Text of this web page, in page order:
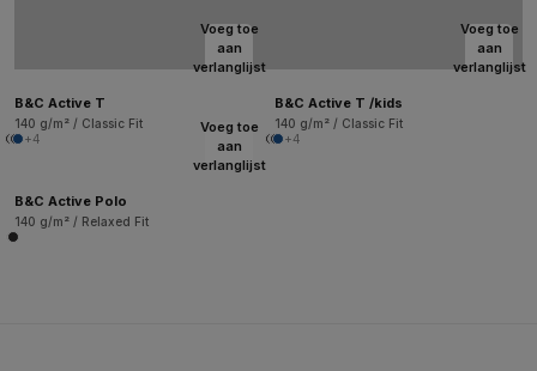
Voeg toe
aan
verlanglijst
B&C Active T
140 g/m² / Classic Fit
+4
Voeg toe
aan
verlanglijst
B&C Active T /kids
140 g/m² / Classic Fit
+4
Voeg toe
aan
verlanglijst
B&C Active Polo
140 g/m² / Relaxed Fit